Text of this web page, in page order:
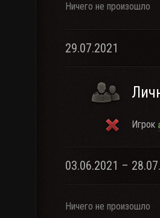
Ничего не произошло
29.07.2021
Игрок
03.06.2021 –
Ничего не произошло